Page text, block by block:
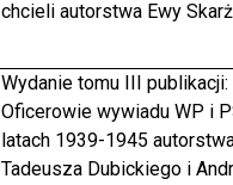
chcieli autorstwa Ewy
Wydanie tomu III publikacji:
Oficerowie wywiadu WP i
latach 1939-1945
Tadeusza Dubickiego i